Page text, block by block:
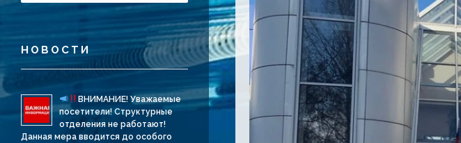
НОВОСТИ
ВНИМАНИЕ! Уважаемые
посетители! Структурные
отделения не работают!
Данная мера вводится до особого